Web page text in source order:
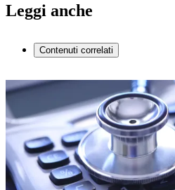
Leggi anche
Contenuti correlati